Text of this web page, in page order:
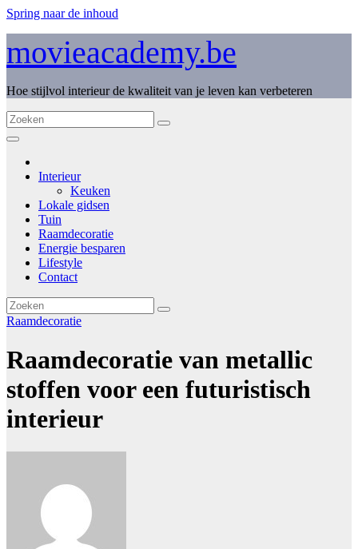
Spring naar de inhoud
movieacademy.be
Hoe stijlvol interieur de kwaliteit van je leven kan verbeteren
Interieur
Keuken
Lokale gidsen
Tuin
Raamdecoratie
Energie besparen
Lifestyle
Contact
Raamdecoratie
Raamdecoratie van metallic
stoffen voor een futuristisch
interieur